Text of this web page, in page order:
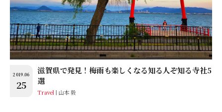
2019.06
25
滋賀県で発見！梅雨も楽しくなる知る人ぞ知る寺社5
選
Travel 山本 毅